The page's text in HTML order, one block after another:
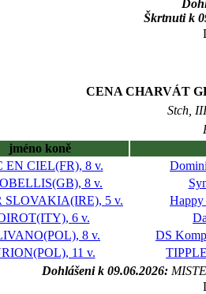
Škrtnuti k
CENA CHARVÁT
Stch,
jméno koně
EN CIEL(FR), 8 v.
8 v.
SLOVAKIA(IRE), 5 v.
Happy
6 v.
8 v.
DS
11 v.
Dohlášeni k 09.06.2026: